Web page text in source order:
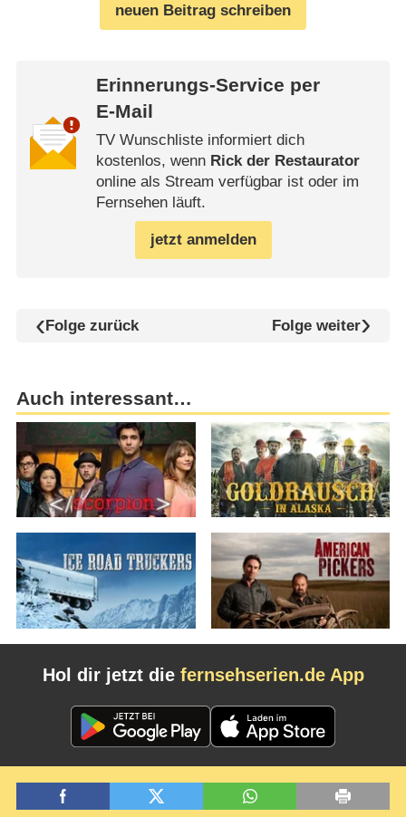
neuen Beitrag schreiben
Erinnerungs-Service per
E-Mail
TV Wunschliste informiert dich
kostenlos, wenn Rick der Restaurator
online als Stream verfügbar ist oder im
Fernsehen läuft.
jetzt anmelden
Folge zurück Folge weiter
Auch interessant…
Hol dir jetzt die fernsehserien.de App